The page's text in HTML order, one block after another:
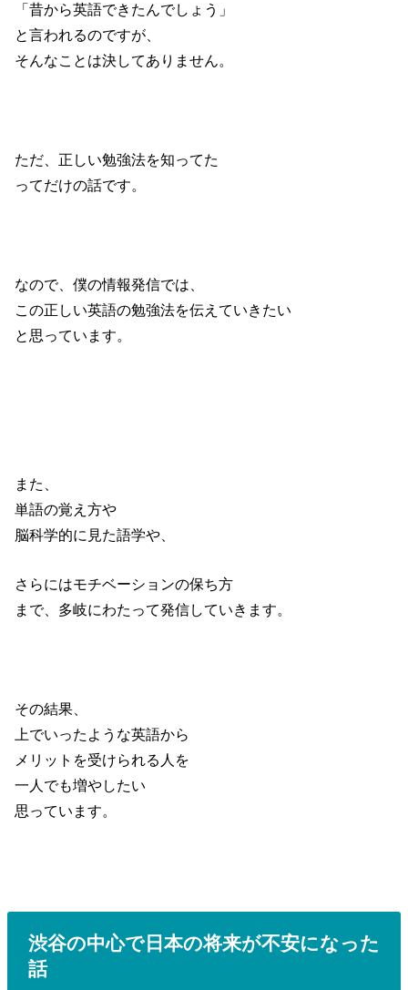
「昔から英語できたんでしょう」
と言われるのですが、
そんなことは決してありません。
ただ、正しい勉強法を知ってた
ってだけの話です。
なので、僕の情報発信では、
この正しい英語の勉強法を伝えていきたい
と思っています。
また、
単語の覚え方や
脳科学的に見た語学や、
さらにはモチベーションの保ち方
まで、多岐にわたって発信していきます。
その結果、
上でいったような英語から
メリットを受けられる人を
一人でも増やしたい
思っています。
渋谷の中心で日本の将来が不安になった
話